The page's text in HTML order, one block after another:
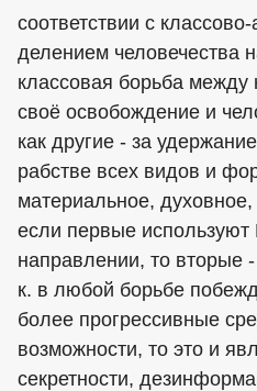
соответствии с
делением человечества
классовая борьба
своё освобождение и
как другие - за
рабстве всех видов и
материальное,
если первые
направлении, то вторые
к. в любой борьбе
более прогрессивные
возможности, то это и
секретности,